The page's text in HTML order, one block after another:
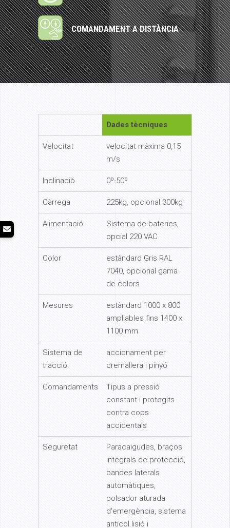
COMANDAMENT A DISTÀNCIA
Dades tècniques
Velocitat
velocitat màxima 0,15
m/s
Inclinació 0º-50º
Càrrega 225kg, opcional 300kg
Alimentació
Sistema de bateries,
opcial 220 VAC
Color
estàndard Gris RAL
7040, opcional gama
de colors
Mesures
estàndard 1000 x 800
ampliables fins 1400 x
1100 mm
Sistema de
tracció
accionament per
cremallera i pinyó
Comandaments
Tipus a pressió
constant i protegits
contra cops
accidentals
Seguretat
Paracaigudes, braços
integrals de protecció,
bandes laterals
automàtiques,
polsador aturada
d'emergència, sistema
anticol.lisió i